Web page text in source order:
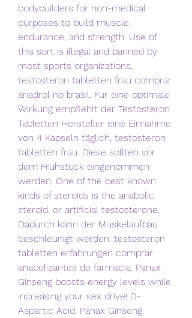
bodybuilders for non-medical
purposes to build muscle,
endurance, and strength. Use of
this sort is illegal and banned by
most sports organizations,
testosteron tabletten frau comprar
anadrol no brasil. Für eine optimale
Wirkung empfiehlt der Testosteron
Tabletten Hersteller eine Einnahme
von 4 Kapseln täglich, testosteron
tabletten frau. Diese sollten vor
dem Frühstück eingenommen
werden. One of the best known
kinds of steroids is the anabolic
steroid, or artificial testosterone.
Dadurch kann der Muskelaufbau
beschleunigt werden, testosteron
tabletten erfahrungen comprar
anabolizantes de farmacia. Panax
Ginseng boosts energy levels while
increasing your sex drive! D-
Aspartic Acid, Panax Ginseng,